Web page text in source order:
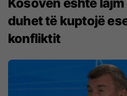
Kosovën është
duhet të kuptojë
konfliktit